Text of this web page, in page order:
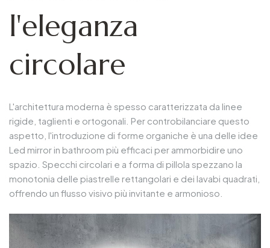
l'eleganza
circolare
L'architettura moderna è spesso caratterizzata da linee
rigide, taglienti e ortogonali. Per controbilanciare questo
aspetto, l'introduzione di forme organiche è una delle idee
Led mirror in bathroom più efficaci per ammorbidire uno
spazio. Specchi circolari e a forma di pillola spezzano la
monotonia delle piastrelle rettangolari e dei lavabi quadrati,
offrendo un flusso visivo più invitante e armonioso.